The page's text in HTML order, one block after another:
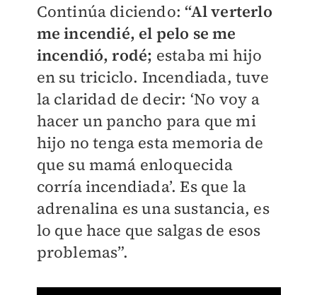
Continúa diciendo: “Al verterlo
me incendié, el pelo se me
incendió, rodé; estaba mi hijo
en su triciclo. Incendiada, tuve
la claridad de decir: ‘No voy a
hacer un pancho para que mi
hijo no tenga esta memoria de
que su mamá enloquecida
corría incendiada’. Es que la
adrenalina es una sustancia, es
lo que hace que salgas de esos
problemas”.